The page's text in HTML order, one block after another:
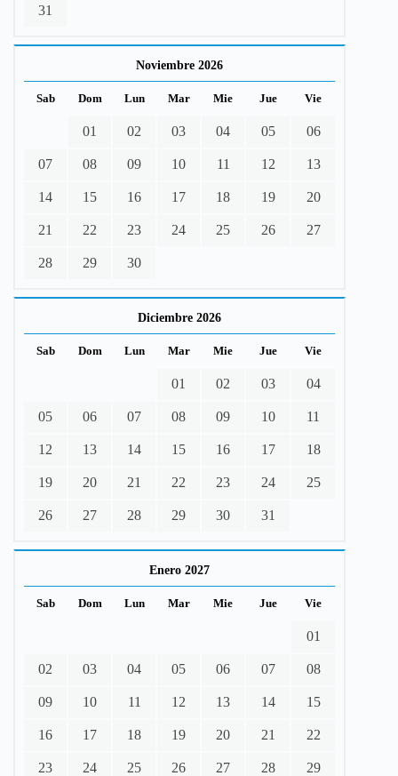
31
Noviembre 2026
Sab Dom Lun Mar Mie Jue Vie
01 02 03 04 05 06
07 08 09 10 11 12 13
14 15 16 17 18 19 20
21 22 23 24 25 26 27
28 29 30
Diciembre 2026
Sab Dom Lun Mar Mie Jue Vie
01 02 03 04
05 06 07 08 09 10 11
12 13 14 15 16 17 18
19 20 21 22 23 24 25
26 27 28 29 30 31
Enero 2027
Sab Dom Lun Mar Mie Jue Vie
01
02 03 04 05 06 07 08
09 10 11 12 13 14 15
16 17 18 19 20 21 22
23 24 25 26 27 28 29